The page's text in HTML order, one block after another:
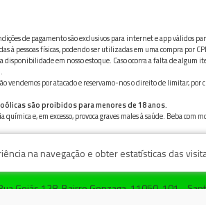
de pagamento são exclusivos para internet e app válidos
à pessoas físicas, podendo ser utilizadas em uma compra por
disponibilidade em nosso estoque. Caso ocorra a falta de
vendemos por atacado e reservamo-nos o direito de limitar,
são proibidos para menores de 18 anos.
e, em excesso, provoca graves males à saúde. Beba com
Goiás 128, Bairro Gonzaga, 11050-101 -
na navegação e obter estatísticas das